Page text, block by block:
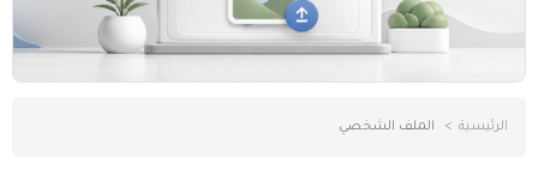
جوالات أجهزة لوحية
الرئيسية الملف الشخصي